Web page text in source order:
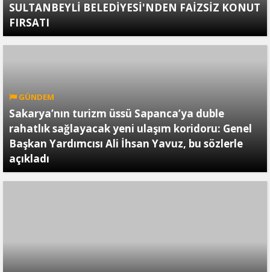
SULTANBEYLİ BELEDİYESİ'NDEN FAİZSİZ KONUT
FIRSATI
GÜNDEM
Sakarya’nın turizm üssü Sapanca’ya duble
rahatlık sağlayacak yeni ulaşım koridoru: Genel
Başkan Yardımcısı Ali İhsan Yavuz, bu sözlerle
açıkladı